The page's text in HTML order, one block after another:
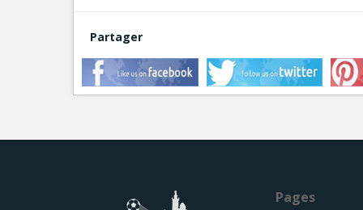
Partager
Pages